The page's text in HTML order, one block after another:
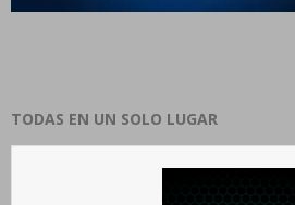
TODAS EN UN SOLO LUGAR